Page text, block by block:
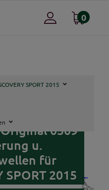
0
SPORT 2015
0309
u.
für
SPORT 2015